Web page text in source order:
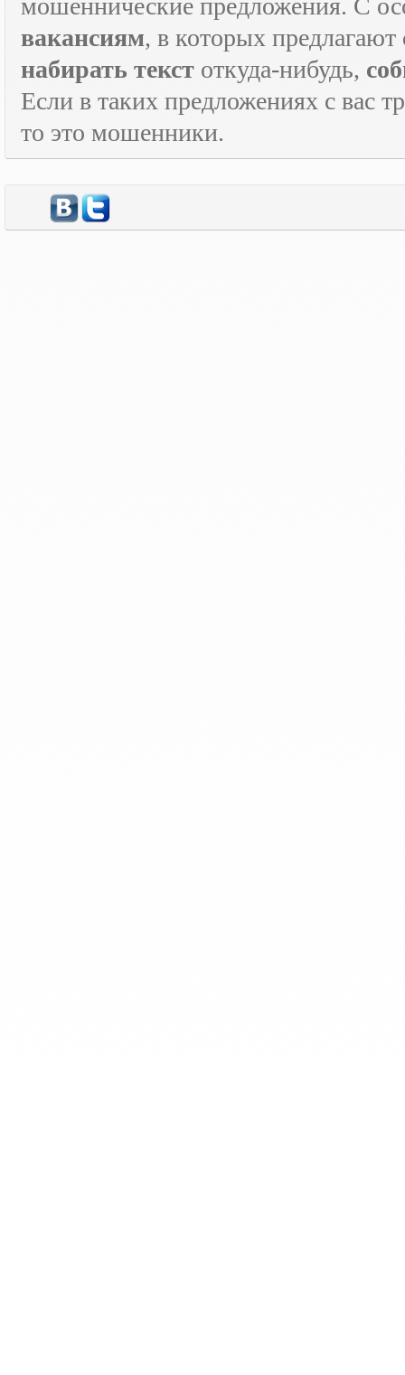
мошеннические предложения. С
вакансиям, в которых предлагают
набирать текст откуда-нибудь,
Если в таких предложениях с вас
то это мошенники.